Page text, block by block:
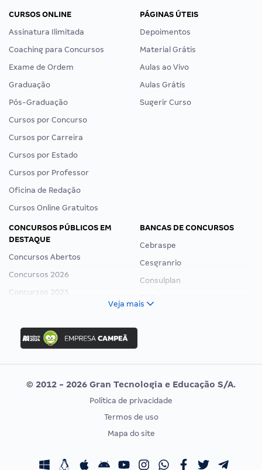
CURSOS ONLINE
Assinatura Ilimitada
Coaching para Concursos
Exame de Ordem
Graduação
Pós-Graduação
Cursos por Concurso
Cursos por Carreira
Cursos por Estado
Cursos por Professor
Oficina de Redação
Cursos Online Gratuitos
PÁGINAS ÚTEIS
Depoimentos
Material Grátis
Aulas ao Vivo
Aulas Grátis
Sugerir Curso
CONCURSOS PÚBLICOS EM
DESTAQUE
Concursos Abertos
Concursos 2026
Concursos 2025
Concurso Ibama
Concurso MPU
Editais publicados
BANCAS DE CONCURSOS
Cebraspe
Cesgranrio
Consulplan
Vunesp
CONCURSOS POR PROFISSÃO
Concursos Fiscais
EXAME DE ORDEM
Calendário OAB
Veja mais
© 2012 - 2026 Gran Tecnologia e Educação S/A.
Política de privacidade
Termos de uso
Mapa do site